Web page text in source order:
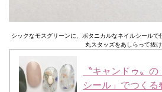
シックなモスグリーンに、ボタニカルなネイルシールで
丸スタッズをあしらって抜け
〝キャンドゥ〟
シール」でつくる